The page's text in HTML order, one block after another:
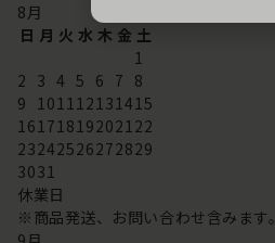
8月
日 月 火 水 木 金 土
1
2 3 4 5 6 7 8
9 101112131415
16171819202122
23242526272829
3031
休業日
※商品発送、お問い合わせ含みます。